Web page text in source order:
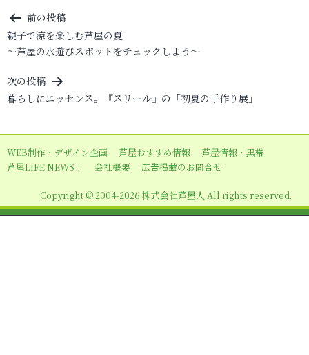
投
稿
ナ
ビ
ゲ
シ
ョ
前の投稿
親子で涼を楽しむ芦屋の夏
～芦屋の水遊びスポットをチェックしよう～
次の投稿
暮らしにエッセンス。『スリール』の「初夏の手作り展」
WEB制作・デザイン企画 芦屋おすすめ情報
芦屋情報・黒帯
芦屋LIFE NEWS！
会社概要 広告掲載のお問合せ
Copyright © 2004-2026 株式会社芦屋人 All rights reserved.